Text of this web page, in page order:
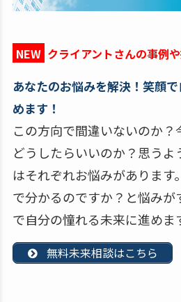
NEW クライアントさんの事例
あなたのお悩みを解決！笑顔
めます！
この方向で間違いないのか
どうしたらいいのか？思う
はそれぞれお悩みがあります
で分かるのですか？と悩みが
で自分の憧れる未来に進めま
無料未来相談はこちら